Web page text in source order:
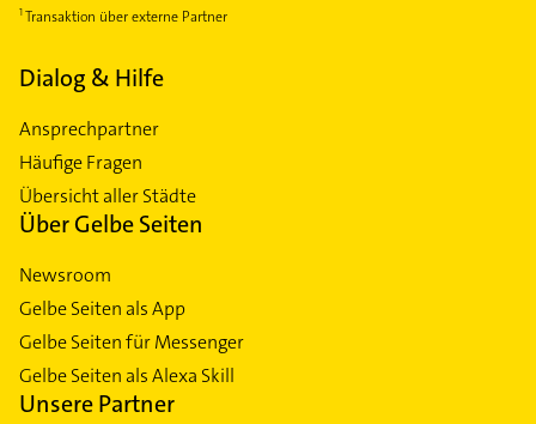
Transaktion über externe Partner
Dialog & Hilfe
Ansprechpartner
Häufige Fragen
Übersicht aller Städte
Über Gelbe Seiten
Newsroom
Gelbe Seiten als App
Gelbe Seiten für Messenger
Gelbe Seiten als Alexa Skill
Unsere Partner